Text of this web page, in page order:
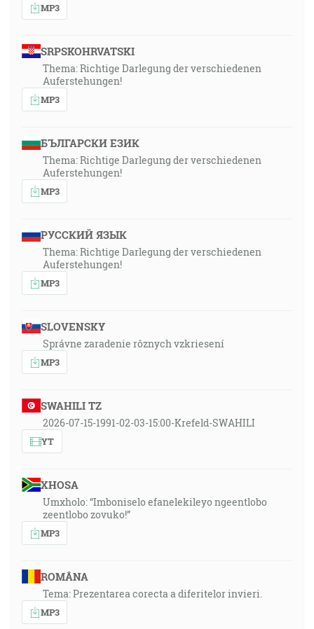
MP3
SRPSKOHRVATSKI
Thema: Richtige Darlegung der verschiedenen
Auferstehungen!
MP3
БЪЛГАРСКИ ЕЗИК
Thema: Richtige Darlegung der verschiedenen
Auferstehungen!
MP3
РУССКИЙ ЯЗЫК
Thema: Richtige Darlegung der verschiedenen
Auferstehungen!
MP3
SLOVENSKY
Správne zaradenie rôznych vzkriesení
MP3
SWAHILI TZ
2026-07-15-1991-02-03-15:00-Krefeld-SWAHILI
YT
XHOSA
Umxholo: “Imboniselo efanelekileyo ngeentlobo
zeentlobo zovuko!”
MP3
ROMÂNA
Tema: Prezentarea corecta a diferitelor invieri.
MP3